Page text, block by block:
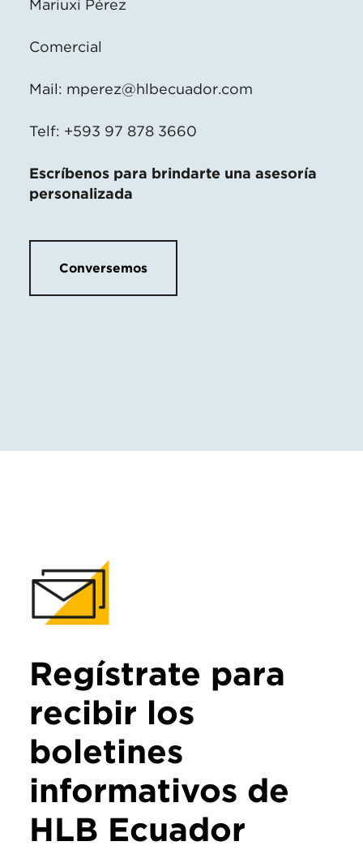
Mariuxi Pérez
Comercial
Mail: mperez@hlbecuador.com
Telf: +593 97 878 3660
Escríbenos para brindarte una asesoría
personalizada
Conversemos
Regístrate para
recibir los
boletines
informativos de
HLB Ecuador